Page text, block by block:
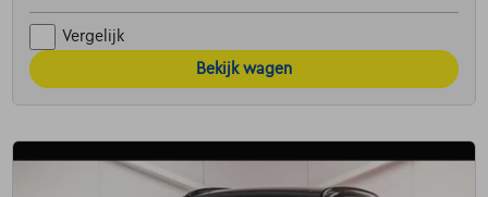
Vergelijk
Bekijk wagen